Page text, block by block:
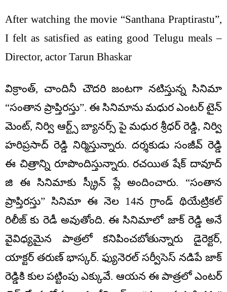
After watching the movie “Santhana Praptirastu”,
I felt as satisfied as eating good Telugu meals –
Director, actor Tarun Bhaskar
విక్రాంత్, చాందినీ చౌదరి జంటగా నటిస్తున్న సినిమా
“సంతాన ప్రాప్తిరస్తు”. ఈ సినిమాను మధుర ఎంటర్ టైన్
మెంట్, నిర్వి ఆర్ట్స్ బ్యానర్స్ పై మధుర శ్రీధర్ రెడ్డి, నిర్వి
హరిప్రసాద్ రెడ్డి నిర్మిస్తున్నారు. దర్శకుడు సంజీవ్ రెడ్డి
ఈ చిత్రాన్ని రూపొందిస్తున్నారు. రచయిత షేక్ దావూద్
జి ఈ సినిమాకు స్క్రీన్ ప్లే అందించారు. “సంతాన
ప్రాప్తిరస్తు” సినిమా ఈ నెల 14న గ్రాండ్ థియేట్రికల్
రిలీజ్ కు రెడీ అవుతోంది. ఈ సినిమాలో జాక్ రెడ్డి అనే
వైవిధ్యమైన పాత్రలో కనిపించబోతున్నారు డైరెక్టర్,
యాక్టర్ తరుణ్ భాస్కర్. ఫ్యునెరల్ సర్వీసెస్ నడిపే జాక్
రెడ్డికి కుల పట్టింపు ఎక్కువే. ఆయన ఈ పాత్రలో ఎంటర్